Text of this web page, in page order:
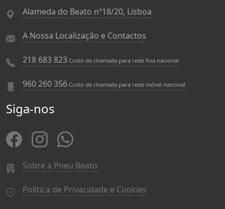
Alameda do Beato nº18/20, Lisboa
A Nossa Localização e Contactos
218 683 823 Custo de chamada para rede fixa nacional
960 260 356 Custo de chamada para rede móvel nacional
Siga-nos
Sobre a Pneu Beato
Política de Privacidade e Cookies